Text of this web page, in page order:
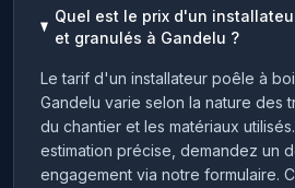
Quel est le prix d'un
et granulés à Gandelu ?
Le tarif d'un installateur poêle à
Gandelu varie selon la nature des
du chantier et les matériaux
estimation précise, demandez un
engagement via notre formulaire.